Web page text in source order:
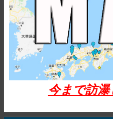
今まで訪